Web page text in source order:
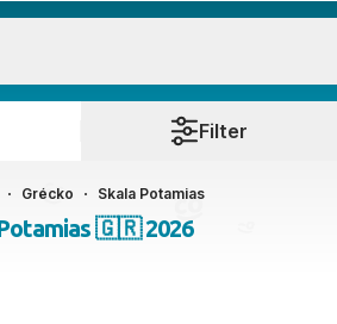
Filter
Grécko Skala Potamias
🇬🇷 2026